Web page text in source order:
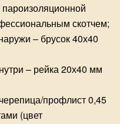
скотчем;
– брусок 40х40
– рейка 20х40 мм
профлист 0,45
(цвет